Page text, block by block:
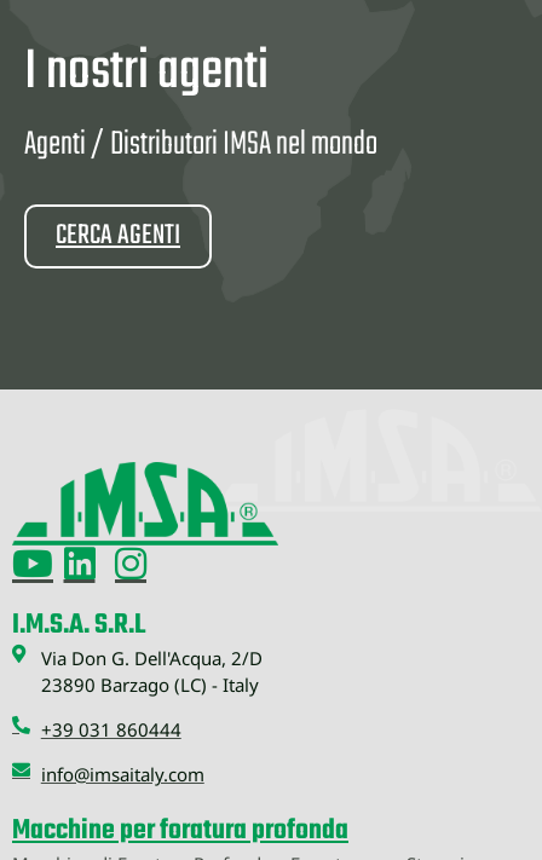
I nostri agenti
Agenti / Distributori IMSA nel mondo
CERCA AGENTI
I.M.S.A. S.R.L
Via Don G. Dell'Acqua, 2/D
23890 Barzago (LC) - Italy
+39 031 860444
info@imsaitaly.com
Macchine per foratura profonda